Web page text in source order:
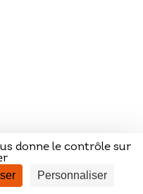
donne le contrôle sur
Personnaliser